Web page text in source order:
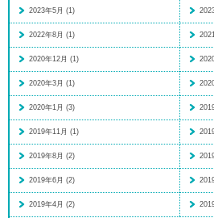
2023年5月 (1)
2022年8月 (1)
2020年12月 (1)
2020年3月 (1)
2020年1月 (3)
2019年11月 (1)
2019年8月 (2)
2019年6月 (2)
2019年4月 (2)